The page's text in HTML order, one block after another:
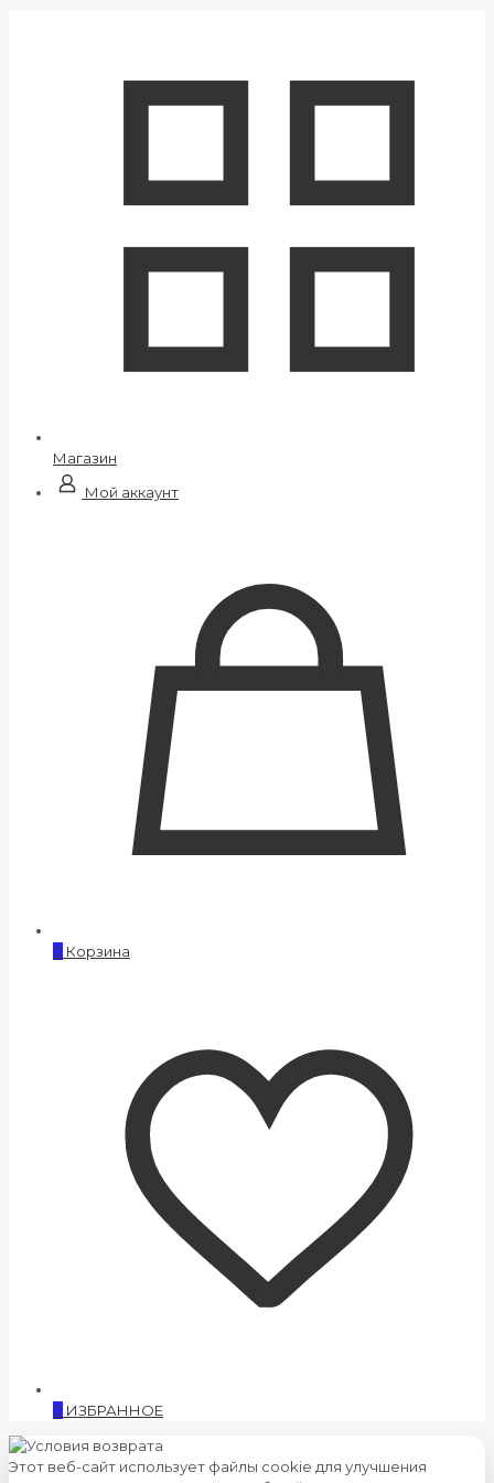
Магазин
Мой аккаунт
0 Корзина
0 ИЗБРАННОЕ
Этот веб-сайт использует файлы cookie для улучшения